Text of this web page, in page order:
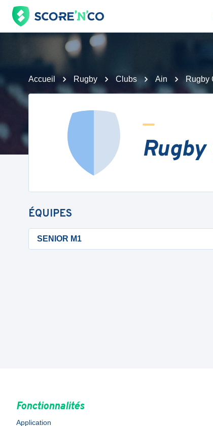
Accueil Rugby Clubs Ain Rugby
Rugby
ÉQUIPES
SENIOR M1
Fonctionnalités
Application